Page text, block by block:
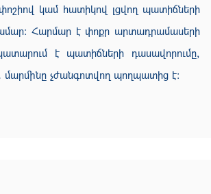
կամ հատիկով լցվող պատիճների
Հարմար է փոքր արտադրամասերի
է պատիճների դասավորումը,
մարմինը չժանգոտվող պողպատից է։